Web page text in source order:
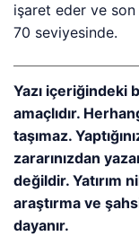
işaret eder ve
70 seviyesinde.
Yazı içeriğindeki
amaçlıdır.
taşımaz.
zararınızdan
değildir. Yatırım
araştırma ve
dayanır.